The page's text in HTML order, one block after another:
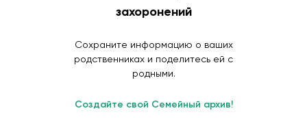
захоронений
Сохраните информацию о ваших
родственниках и поделитесь ей с
родными.
Создайте свой Семейный архив!